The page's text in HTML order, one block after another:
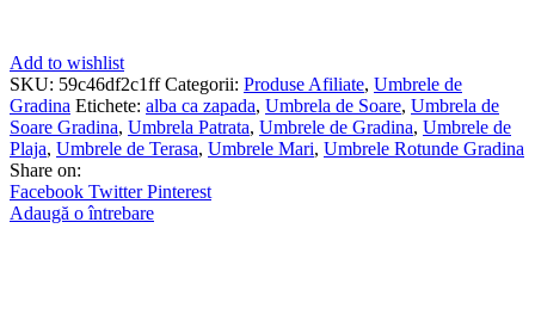
Add to wishlist
SKU: 59c46df2c1ff Categorii: Produse Afiliate, Umbrele de
Gradina Etichete: alba ca zapada, Umbrela de Soare, Umbrela de
Soare Gradina, Umbrela Patrata, Umbrele de Gradina, Umbrele de
Plaja, Umbrele de Terasa, Umbrele Mari, Umbrele Rotunde Gradina
Share on:
Facebook Twitter Pinterest
Adaugă o întrebare